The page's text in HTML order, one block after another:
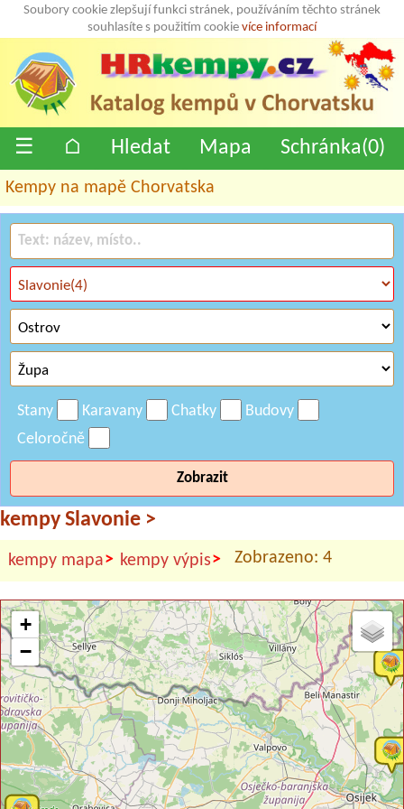
Soubory cookie zlepšují funkci stránek, používáním těchto stránek
souhlasíte s použitím cookie více informací
☰ ⌂ Hledat Mapa Schránka(0)
Kempy na mapě Chorvatska
Stany Karavany Chatky
Budovy
Celoročně
Zobrazit
kempy Slavonie >
kempy mapa> kempy výpis> Zobrazeno: 4
+
−